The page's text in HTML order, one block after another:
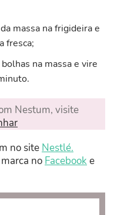
massa na frigideira e
fresca;
na massa e vire
Nestum, visite
no site Nestlé.
no Facebook e